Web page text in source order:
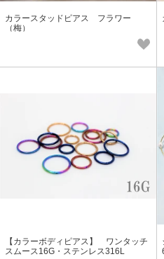
カラースタッドピアス フラワー
（梅）
【カラーボディピアス】 ワンタッチ
スムース16G・ステンレス316L